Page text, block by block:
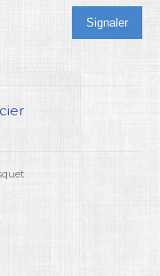
Signaler